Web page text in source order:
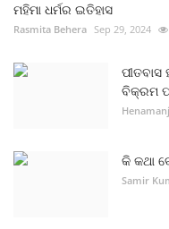
ମହିମା ଧର୍ମର ଇତିହାସ
Rasmita Behera Sep 29, 2024
ପୀତବାସ
ବିକ୍ରମ
କି କଥା
Samir